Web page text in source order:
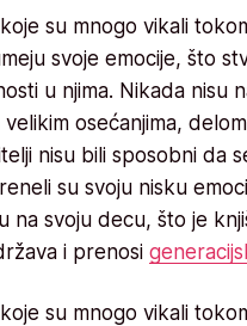
su mnogo vikali
svoje emocije, što
u njima. Nikada nisu
velikim osećanjima,
nisu bili sposobni da
su svoju nisku
na svoju decu, što je
i prenosi
su mnogo vikali